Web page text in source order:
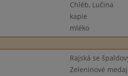
Chléb, Lučina
kapie
mléko
Rajská se
Zeleninové